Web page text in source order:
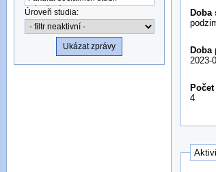
Úroveň studia: Doba
Doba
2023-
4